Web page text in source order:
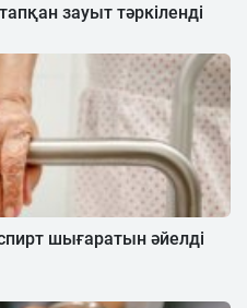
зауыт тәркіленді
шығаратын әйелді